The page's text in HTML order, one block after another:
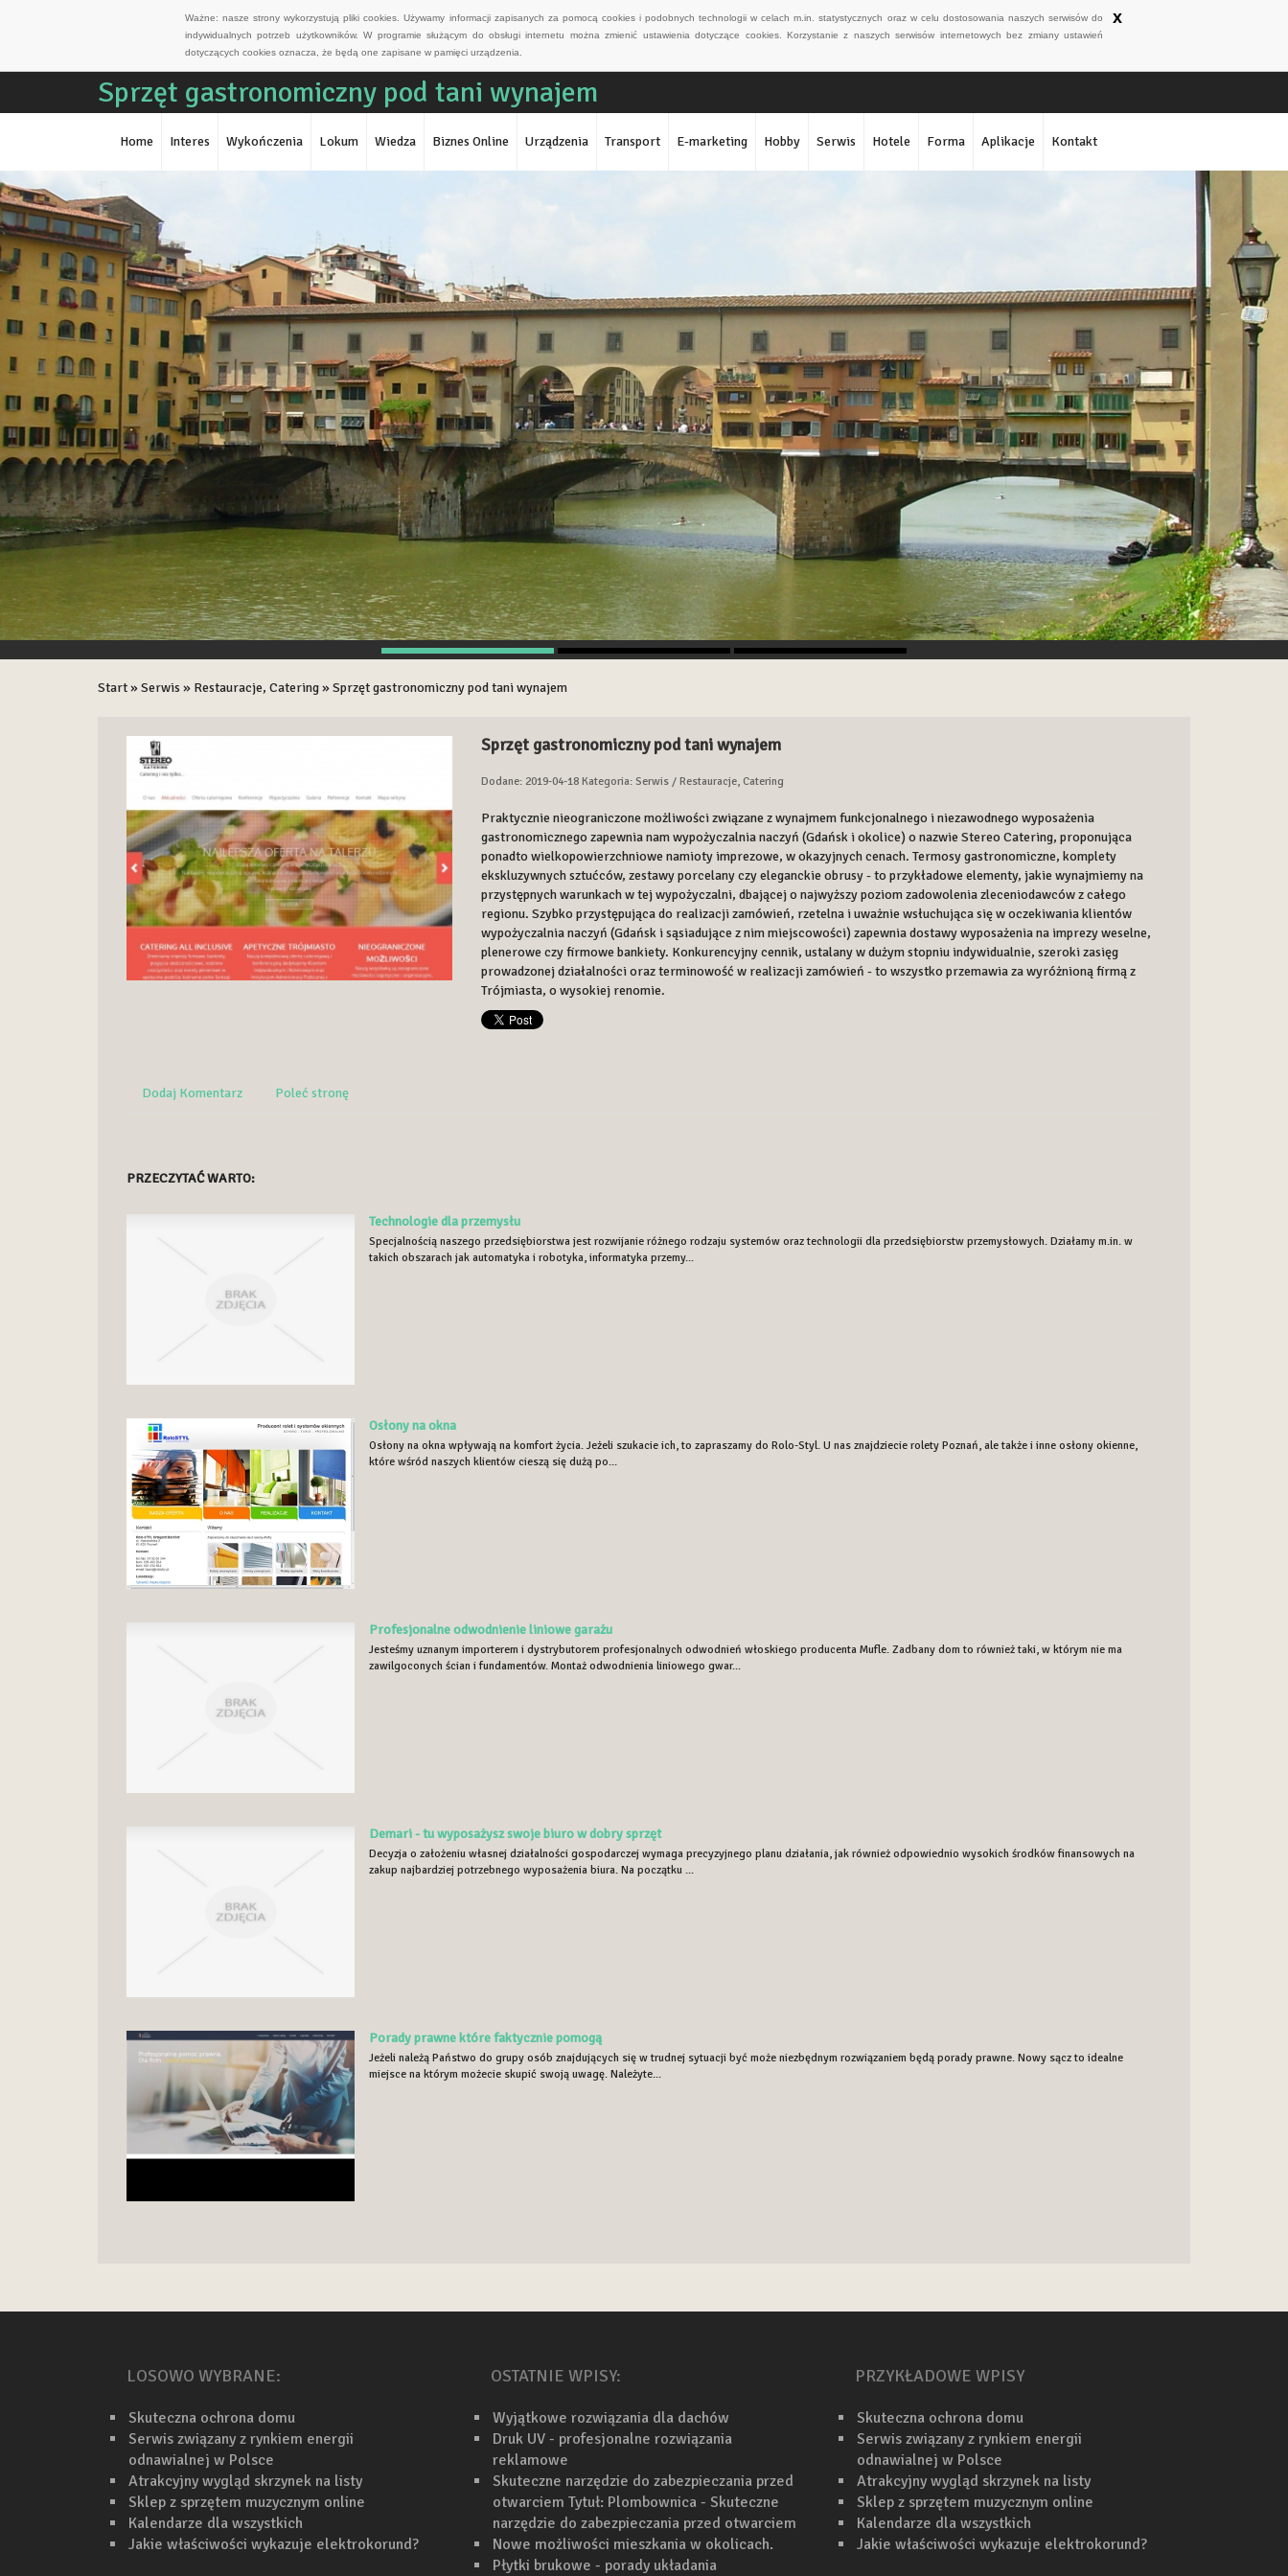
Ważne: nasze strony wykorzystują pliki cookies. Używamy informacji zapisanych za pomocą cookies i podobnych technologii w celach m.in. statystycznych oraz w celu dostosowania naszych serwisów do
indywidualnych potrzeb użytkowników. W programie służącym do obsługi internetu można zmienić ustawienia dotyczące cookies. Korzystanie z naszych serwisów internetowych bez zmiany ustawień
dotyczących cookies oznacza, że będą one zapisane w pamięci urządzenia.
x
Sprzęt gastronomiczny pod tani wynajem
Home Interes Wykończenia Lokum Wiedza Biznes Online Urządzenia Transport E-marketing Hobby Serwis Hotele Forma Aplikacje Kontakt
Start»Serwis » Restauracje, Catering»Sprzęt gastronomiczny pod tani wynajem
Sprzęt gastronomiczny pod tani wynajem
Dodane: 2019-04-18 Kategoria: Serwis / Restauracje, Catering
Praktycznie nieograniczone możliwości związane z wynajmem funkcjonalnego i niezawodnego wyposażenia
gastronomicznego zapewnia nam wypożyczalnia naczyń (Gdańsk i okolice) o nazwie Stereo Catering, proponująca
ponadto wielkopowierzchniowe namioty imprezowe, w okazyjnych cenach. Termosy gastronomiczne, komplety
ekskluzywnych sztućców, zestawy porcelany czy eleganckie obrusy - to przykładowe elementy, jakie wynajmiemy na
przystępnych warunkach w tej wypożyczalni, dbającej o najwyższy poziom zadowolenia zleceniodawców z całego
regionu. Szybko przystępująca do realizacji zamówień, rzetelna i uważnie wsłuchująca się w oczekiwania klientów
wypożyczalnia naczyń (Gdańsk i sąsiadujące z nim miejscowości) zapewnia dostawy wyposażenia na imprezy weselne,
plenerowe czy firmowe bankiety. Konkurencyjny cennik, ustalany w dużym stopniu indywidualnie, szeroki zasięg
prowadzonej działalności oraz terminowość w realizacji zamówień - to wszystko przemawia za wyróżnioną firmą z
Trójmiasta, o wysokiej renomie.
Dodaj Komentarz Poleć stronę
PRZECZYTAĆ WARTO:
Technologie dla przemysłu
Specjalnością naszego przedsiębiorstwa jest rozwijanie różnego rodzaju systemów oraz technologii dla przedsiębiorstw przemysłowych. Działamy m.in. w
takich obszarach jak automatyka i robotyka, informatyka przemy...
Osłony na okna
Osłony na okna wpływają na komfort życia. Jeżeli szukacie ich, to zapraszamy do Rolo-Styl. U nas znajdziecie rolety Poznań, ale także i inne osłony okienne,
które wśród naszych klientów cieszą się dużą po...
Profesjonalne odwodnienie liniowe garażu
Jesteśmy uznanym importerem i dystrybutorem profesjonalnych odwodnień włoskiego producenta Mufle. Zadbany dom to również taki, w którym nie ma
zawilgoconych ścian i fundamentów. Montaż odwodnienia liniowego gwar...
Demari - tu wyposażysz swoje biuro w dobry sprzęt
Decyzja o założeniu własnej działalności gospodarczej wymaga precyzyjnego planu działania, jak również odpowiednio wysokich środków finansowych na
zakup najbardziej potrzebnego wyposażenia biura. Na początku ...
Porady prawne które faktycznie pomogą
Jeżeli należą Państwo do grupy osób znajdujących się w trudnej sytuacji być może niezbędnym rozwiązaniem będą porady prawne. Nowy sącz to idealne
miejsce na którym możecie skupić swoją uwagę. Należyte...
LOSOWO WYBRANE:
Skuteczna ochrona domu
Serwis związany z rynkiem energii
odnawialnej w Polsce
Atrakcyjny wygląd skrzynek na listy
Sklep z sprzętem muzycznym online
Kalendarze dla wszystkich
Jakie właściwości wykazuje elektrokorund?
OSTATNIE WPISY:
Wyjątkowe rozwiązania dla dachów
Druk UV - profesjonalne rozwiązania
reklamowe
Skuteczne narzędzie do zabezpieczania przed
otwarciem Tytuł: Plombownica - Skuteczne
narzędzie do zabezpieczania przed otwarciem
Nowe możliwości mieszkania w okolicach.
Płytki brukowe - porady układania
PRZYKŁADOWE WPISY
Skuteczna ochrona domu
Serwis związany z rynkiem energii
odnawialnej w Polsce
Atrakcyjny wygląd skrzynek na listy
Sklep z sprzętem muzycznym online
Kalendarze dla wszystkich
Jakie właściwości wykazuje elektrokorund?